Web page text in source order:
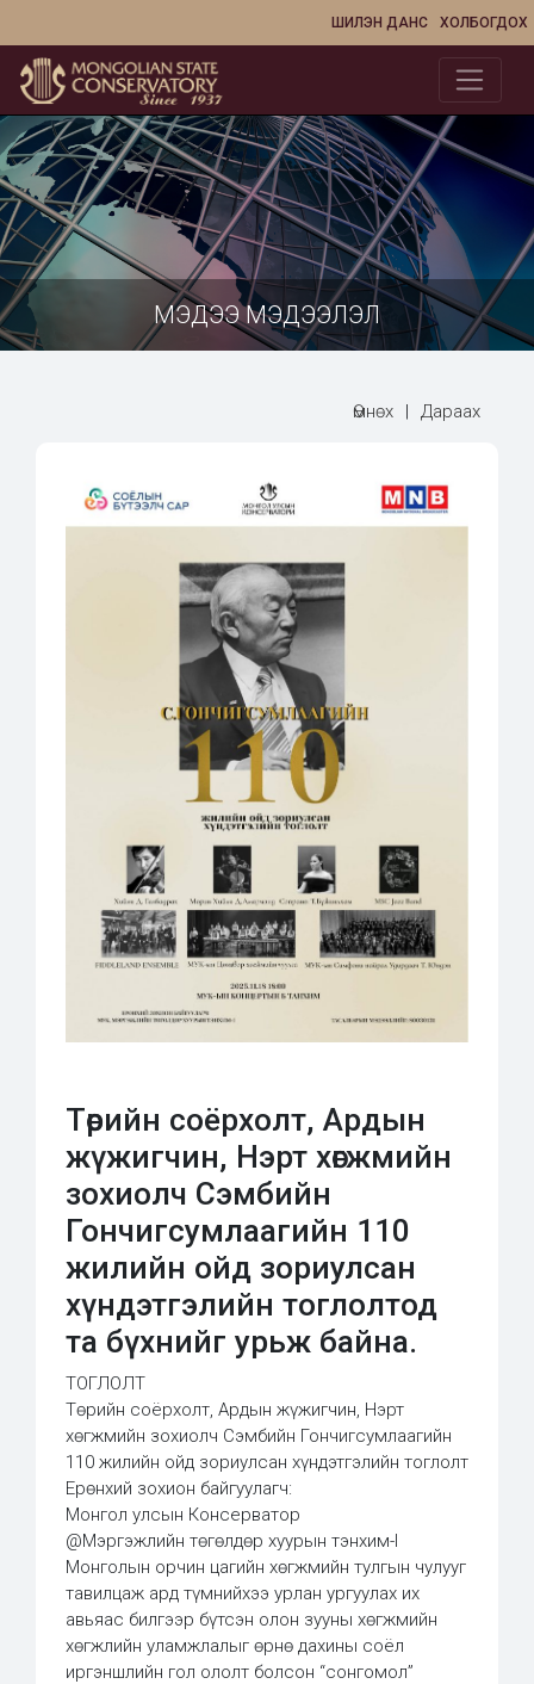
ХОЛБОГДОХ
ШИЛЭН ДАНС
МЭДЭЭ МЭДЭЭЛЭЛ
Өмнөх | Дараах
Төрийн соёрхолт, Ардын
жүжигчин, Нэрт хөгжмийн
зохиолч Сэмбийн
Гончигсумлаагийн 110
жилийн ойд зориулсан
хүндэтгэлийн тоглолтод
та бүхнийг урьж байна.
ТОГЛОЛТ
Төрийн соёрхолт, Ардын жүжигчин, Нэрт
хөгжмийн зохиолч Сэмбийн Гончигсумлаагийн
110 жилийн ойд зориулсан хүндэтгэлийн тоглолт
Ерөнхий зохион байгуулагч:
Монгол улсын Консерватор
@Мэргэжлийн төгөлдөр хуурын тэнхим-I
Монголын орчин цагийн хөгжмийн тулгын чулууг
тавилцаж ард түмнийхээ урлан ургуулах их
авьяас билгээр бүтсэн олон зууны хөгжмийн
хөгжлийн уламжлалыг өрнө дахины соёл
иргэншлийн гол ололт болсон “сонгомол”